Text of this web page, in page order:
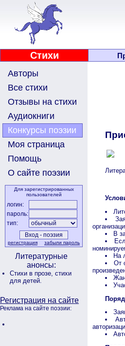
Стихи
Авторы
Все стихи
Отзывы на стихи
Аудиокниги
Конкурсы поэзии
Моя страница
Помощь
О сайте поэзии
Для зарегистрированных
пользователей
логин:
пароль:
тип:
регистрация забыли пароль
Литературные
анонсы:
Стихи в прозе, стихи
для детей.
Регистрация на сайте
Реклама на сайте поэзии:
В
На
От